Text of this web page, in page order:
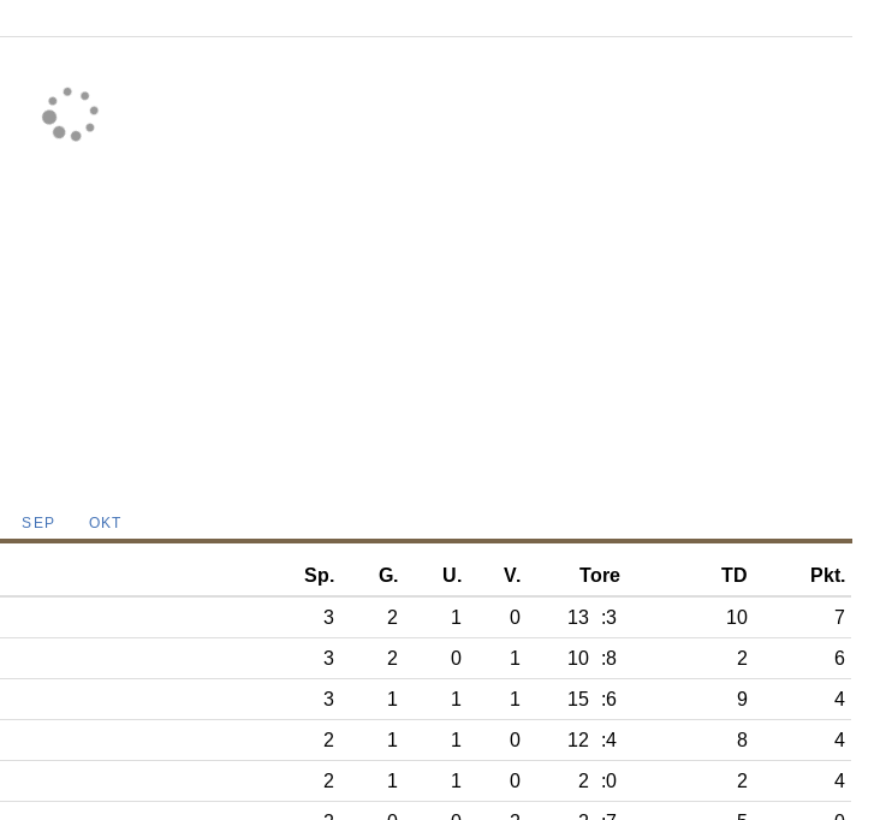
SEP OKT
Sp. G. U. V. Tore TD Pkt.
3 2 1 0 13 :3 10
7
3 2 0 1 10 :8 2
6
3 1 1 1 15 :6 9
4
2 1 1 0 12 :4 8
4
2 1 1 0 2 :0 2
4